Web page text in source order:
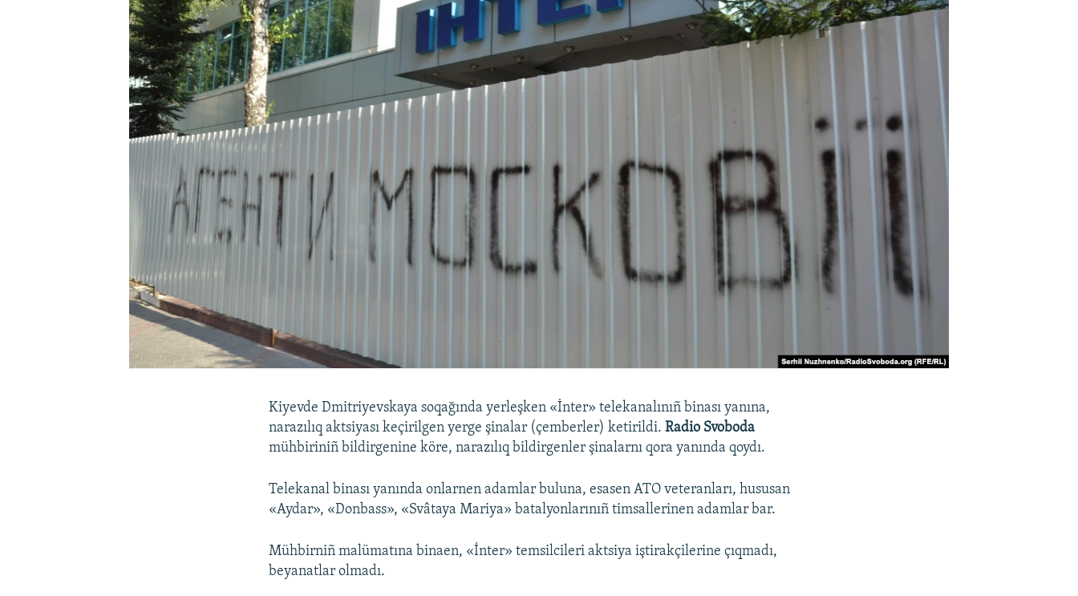
Kiyevde Dmitriyevskaya soqağında yerleşken «İnter» telekanalınıñ binası yanına,
narazılıq aktsiyası keçirilgen yerge şinalar (çemberler) ketirildi. Radio Svoboda
mühbiriniñ bildirgenine köre, narazılıq bildirgenler şinalarnı qora yanında qoydı.
Telekanal binası yanında onlarnen adamlar buluna, esasen ATO veteranları, hususan
«Aydar», «Donbass», «Svâtaya Mariya» batalyonlarınıñ timsallerinen adamlar bar.
Mühbirniñ malümatına binaen, «İnter» temsilcileri aktsiya iştirakçilerine çıqmadı,
beyanatlar olmadı.